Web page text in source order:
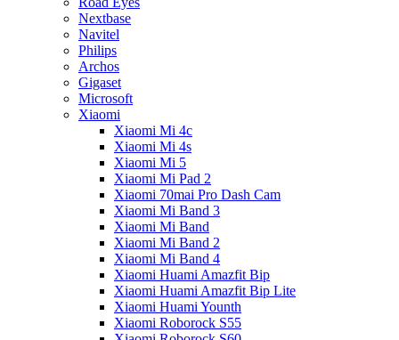
Nextbase
Navitel
Philips
Archos
Gigaset
Microsoft
Xiaomi
Xiaomi Mi 4c
Xiaomi Mi 4s
Xiaomi Mi 5
Xiaomi Mi Pad 2
Xiaomi 70mai Pro Dash Cam
Xiaomi Mi Band 3
Xiaomi Mi Band
Xiaomi Mi Band 2
Xiaomi Mi Band 4
Xiaomi Huami Amazfit Bip
Xiaomi Huami Amazfit Bip Lite
Xiaomi Huami Younth
Xiaomi Roborock S55